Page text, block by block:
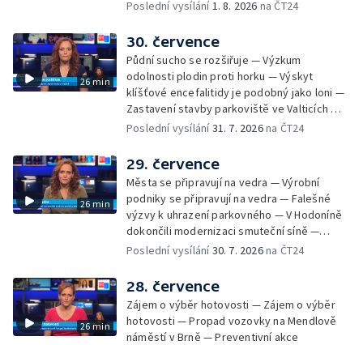
Poslední vysílání1. 8. 2026 na ČT24
26 min
30. července
Půdní sucho se rozšiřuje — Výzkum
odolnosti plodin proti horku — Výskyt
klíšťové encefalitidy je podobný jako loni —
Zastavení stavby parkoviště ve Valticích —
Spor o lokalitu lesa v Rožnově pod
organismus — Kybernetický incident na
Masarykově univerzitě — Slavnostní
vyřazení absolventů Univerzity obran —
Letní kurzy umění pro mladé — Mobilní
kurníky pomáhají na poli
Poslední vysílání31. 7. 2026na ČT24
26 min
29. července
Města se připravují na vedra — Výrobní
podniky se připravují na vedra — Falešné
výzvy k uhrazení parkovného — V Hodoníně
dokončili modernizaci smuteční síně —
Chybějící toalety u dětských hřišť —
bývalého nákupního domu Letná — Končí 52.
ročník Letní filmové školy — 3. ročník
komunitní akce Stůl ve středu — Cesta na
podporu paliativní péče
Poslední vysílání30. 7. 2026na ČT24
26 min
28. července
Zájem o výběr hotovosti — Zájem o výběr
hotovosti — Propad vozovky na Mendlově
náměstí v Brně — Preventivní akce